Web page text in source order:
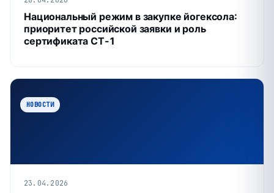
Национальный режим в закупке йогексола:
приоритет российской заявки и роль
сертификата СТ‑1
НОВОСТИ
23.04.2026